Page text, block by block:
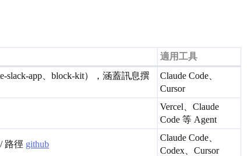
適用工具
slack-app、block-kit），涵蓋訊息撰
Claude Code、
Cursor
Vercel、Claude
Code 等 Agent
路徑 github
Claude Code、
Codex、Cursor